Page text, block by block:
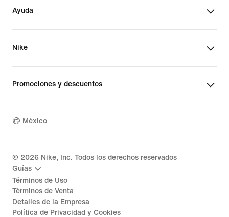
Ayuda
Nike
Promociones y descuentos
México
© 2026 Nike, Inc. Todos los derechos reservados
Guías
Términos de Uso
Términos de Venta
Detalles de la Empresa
Política de Privacidad y Cookies